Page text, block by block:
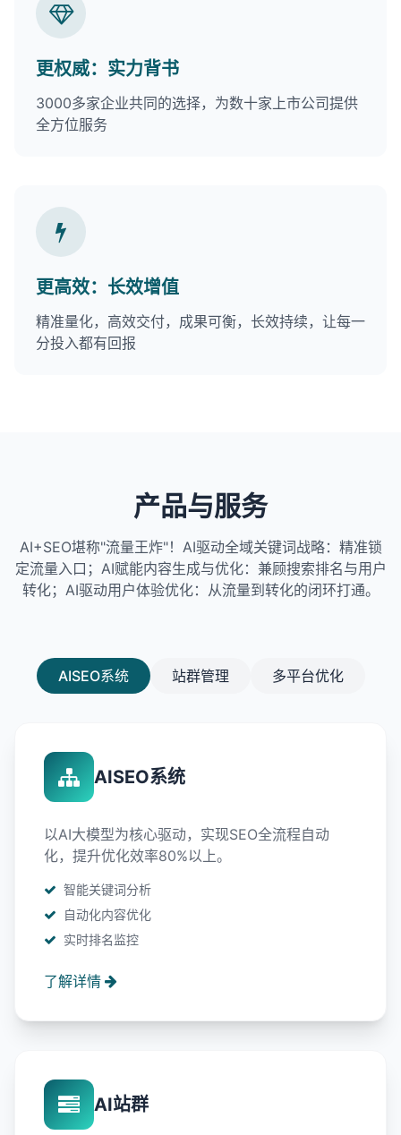
更权威：实力背书
3000多家企业共同的选择，为数十家上市公司提供
全方位服务
更高效：长效增值
精准量化，高效交付，成果可衡，长效持续，让每一
分投入都有回报
产品与服务
AI+SEO堪称"流量王炸"！AI驱动全域关键词战略：精准锁
定流量入口；AI赋能内容生成与优化：兼顾搜索排名与用户
转化；AI驱动用户体验优化：从流量到转化的闭环打通。
AISEO系统 站群管理 多平台优化
AISEO系统
以AI大模型为核心驱动，实现SEO全流程自动
化，提升优化效率80%以上。
智能关键词分析
自动化内容优化
实时排名监控
了解详情
AI站群